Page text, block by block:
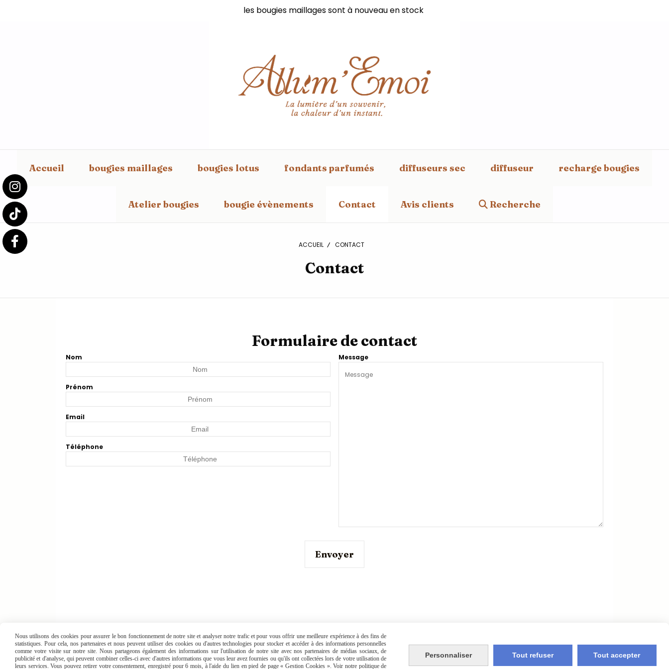
les bougies maillages sont à nouveau en stock
Accueil bougies maillages bougies lotus fondants parfumés diffuseurs sec diffuseur recharge bougies
Atelier bougies bougie évènements Contact Avis clients Recherche
ACCUEIL CONTACT
Contact
Formulaire de contact
Nom
Prénom
Email
Téléphone
Message
Envoyer
Nous contacter newsletters
Nous utilisons des cookies pour assurer le bon fonctionnement de notre site et analyser notre trafic et pour vous offrir une meilleure expérience à des fins de
statistiques. Pour cela, nos partenaires et nous peuvent utiliser des cookies ou d'autres technologies pour stocker et accéder à des informations personnelles
comme votre visite sur notre site. Nous partageons également des informations sur l'utilisation de notre site avec nos partenaires de médias sociaux, de
publicité et d'analyse, qui peuvent combiner celles-ci avec d'autres informations que vous leur avez fournies ou qu'ils ont collectées lors de votre utilisation de
leurs services. Vous pouvez retirer votre consentement, enregistré pour 6 mois, à l'aide du lien en pied de page « Gestion Cookies ». Voir notre politique de
Personnaliser Tout refuser Tout accepter